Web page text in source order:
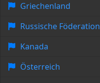
Griechenland
Russische Föderation
Kanada
Österreich